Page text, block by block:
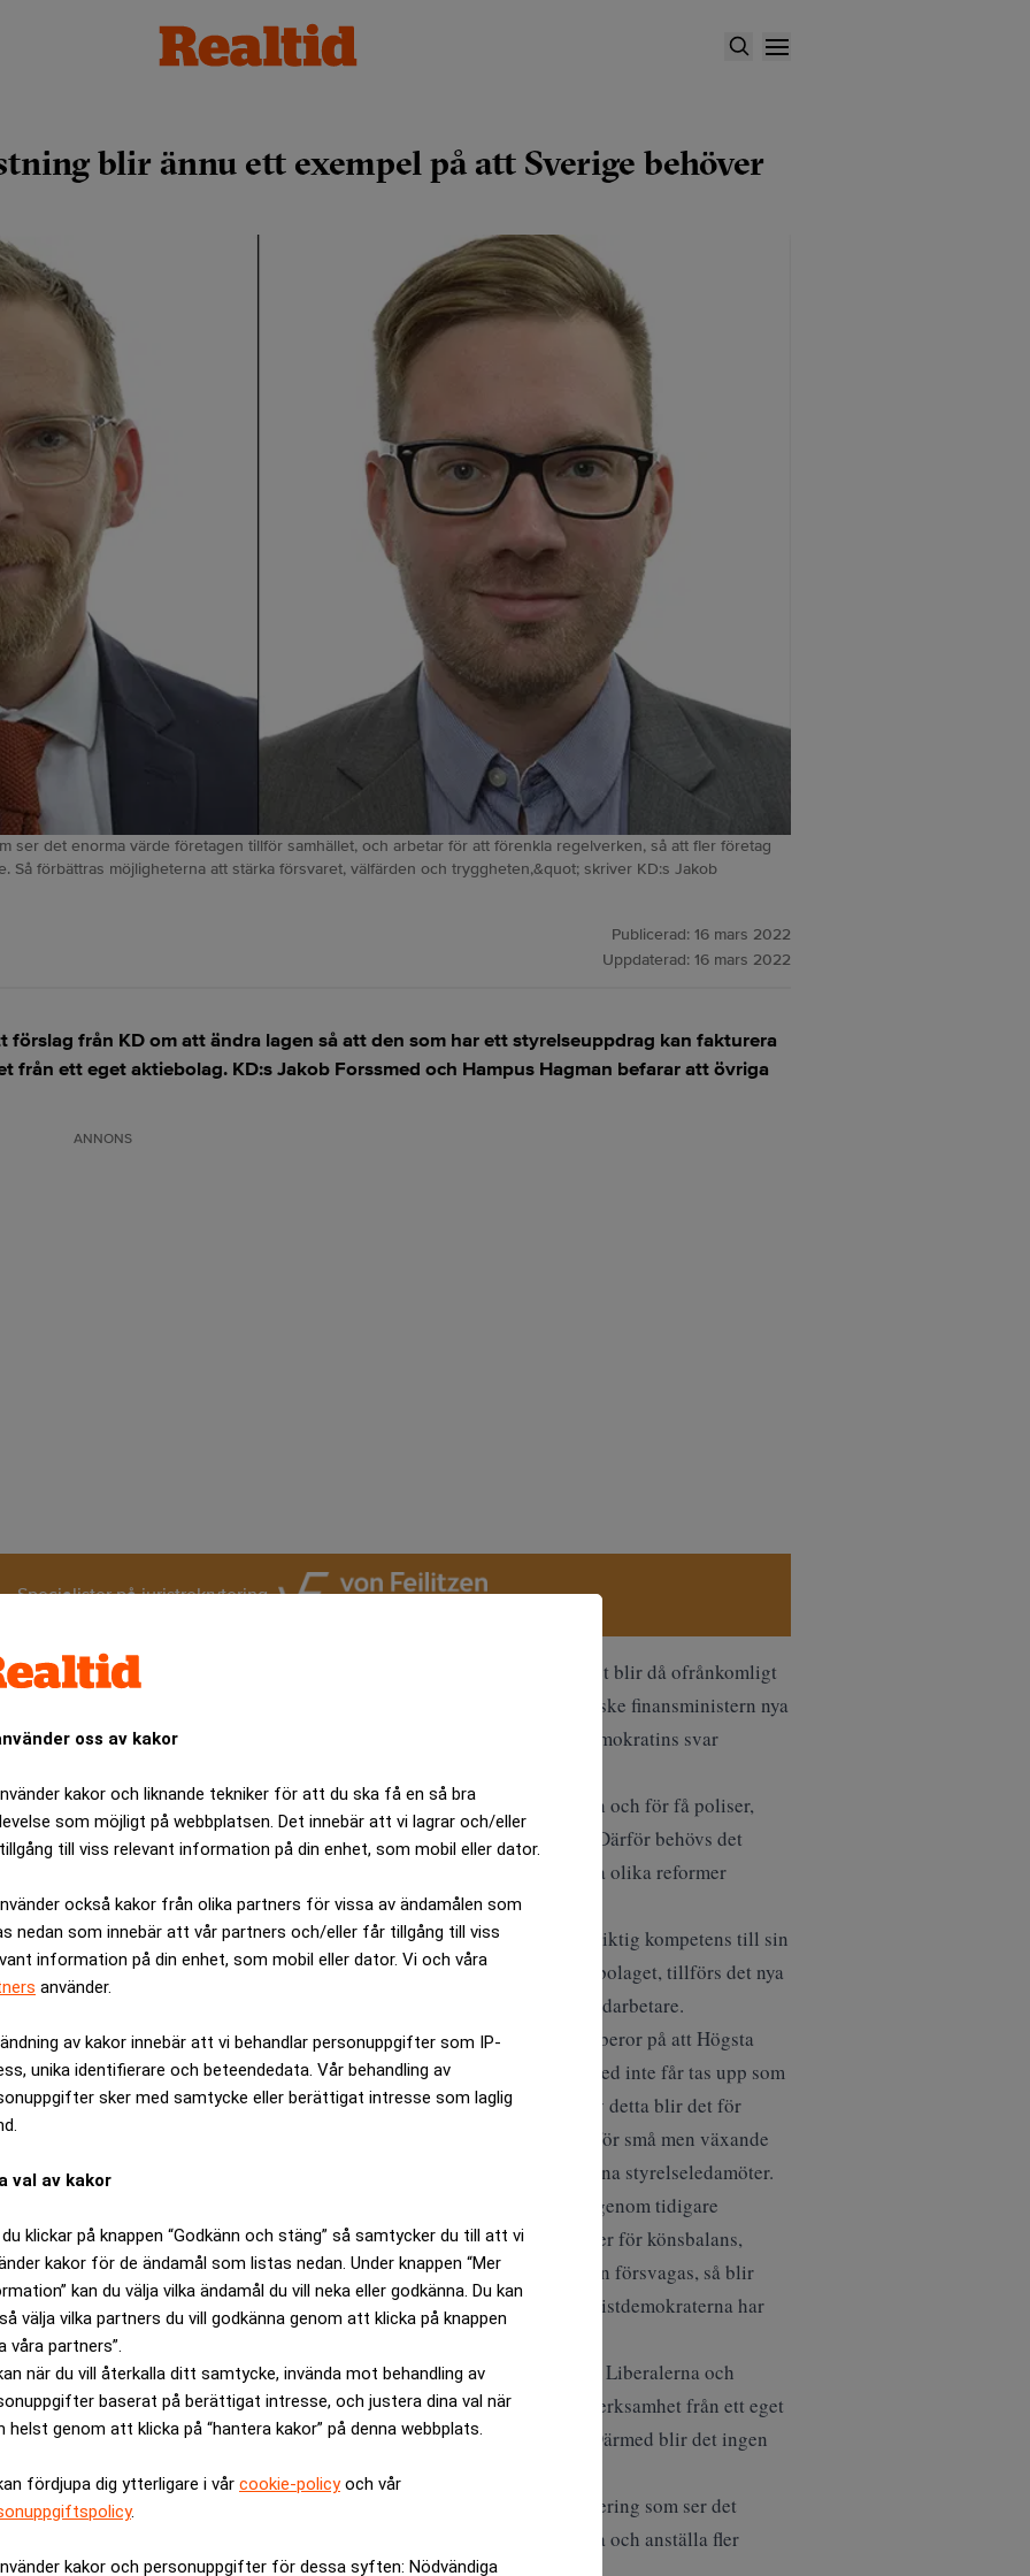
oss av kakor
kakor och liknande tekniker för att du ska få en så bra
som möjligt på webbplatsen. Det innebär att vi lagrar och/eller
till viss relevant information på din enhet, som mobil eller dator.
också kakor från olika partners för vissa av ändamålen som
nedan som innebär att vår partners och/eller får tillgång till viss
information på din enhet, som mobil eller dator. Vi och våra
använder.
av kakor innebär att vi behandlar personuppgifter som IP-
unika identifierare och beteendedata. Vår behandling av
sker med samtycke eller berättigat intresse som laglig
val av kakor
klickar på knappen “Godkänn och stäng” så samtycker du till att vi
kakor för de ändamål som listas nedan. Under knappen “Mer
kan du välja vilka ändamål du vill neka eller godkänna. Du kan
välja vilka partners du vill godkänna genom att klicka på knappen
våra partners”.
när du vill återkalla ditt samtycke, invända mot behandling av
baserat på berättigat intresse, och justera dina val när
helst genom att klicka på “hantera kakor” på denna webbplats.
fördjupa dig ytterligare i vår cookie-policyoch vår
.
kakor och personuppgifter för dessa syften: Nödvändiga
blir ännu ett exempel på att Sverige behöver
ser det enorma värde företagen tillför samhället, och arbetar för att förenkla regelverken, så att fler företag
Så förbättras möjligheterna att stärka försvaret, välfärden och tryggheten,&quot; skriver KD:s Jakob
Publicerad: 16 mars 2022
Uppdaterad: 16 mars 2022
förslag från KD om att ändra lagen så att den som har ett styrelseuppdrag kan fakturera
från ett eget aktiebolag. KD:s Jakob Forssmed och Hampus Hagman befarar att övriga
ANNONS
Specialister på juristrekrytering
Ukraina ser nu alltfler att det krävs stora förstärkningar av försvaret. Det blir då ofrånkomligt
diskuteras, och som ett brev på posten, föreslog den socialdemokratiske finansministern nya
– denna gång kallat ”beredskapskatt”. Oavsett fråga, blir socialdemokratins svar
fixa andra problem Sverige har haft sedan många år, som brister i vården och för få poliser,
nödvändigt med tillväxt och att fler kommer i arbete och betalar skatt. Därför behövs det
och då särskilt de små och växande företagen. I det arbetet måste många olika reformer
undanröjas.
del i detta är företagens, inte minst de mindres, möjligheter att knyta viktig kompetens till sin
personer som kan bidra med annan kunskap än den som redan finns i bolaget, tillförs det nya
Det förbättrar i sin tur bolagets möjligheter att växa och anställa nya medarbetare.
att ta in extern kompetens i styrelsen försämrats de senaste åren. Detta beror på att Högsta
att styrelsearvoden ska beskattas som förvärvsinkomst och att de därmed inte får tas upp som
ut till ett bolag, till skillnad från exempelvis konsultarvoden. På grund av detta blir det för
mindre attraktivt att ta styrelseuppdrag. Särskilt allvarligt är detta just för små men växande
från att vara renodlade enmans- eller familjeföretag till att ta in externa styrelseledamöter.
av personer, såsom personer som redan har en ekonomisk trygghet genom tidigare
Det minskar rekryteringsbasen och kan få negativa konsekvenser för könsbalans,
Det försvagar inte bara företagen utan hela samhället, för när företagen försvagas, så blir
skatteintäkterna sämre. Därför behöver reglerna ändras, något som Kristdemokraterna har
om ett förslag till tillkännagivande från Kristdemokraterna, Moderaterna, Liberalerna och
att den som har ett styrelseuppdrag kan fakturera för detta som näringsverksamhet från ett eget
övriga partier motsätter sig att förbättra företagsklimatet på detta sätt. Därmed blir det ingen
exempel på att Sverige behöver en ny regering. Sverige behöver en regering som ser det
och arbetar för att förenkla regelverken, så att fler företag kan växa och anställa fler